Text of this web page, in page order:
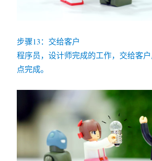
步骤13：交给客户
程序员，设计师完成的工作，交给客
点完成。